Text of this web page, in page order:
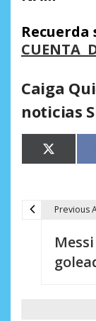
CUENTA
Caiga
noticias
en
X
(Twitter)
Previous